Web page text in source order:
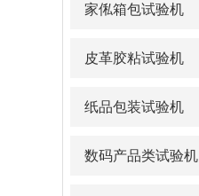
家俬箱包试验机
皮革胶粘试验机
纸品包装试验机
数码产品类试验机